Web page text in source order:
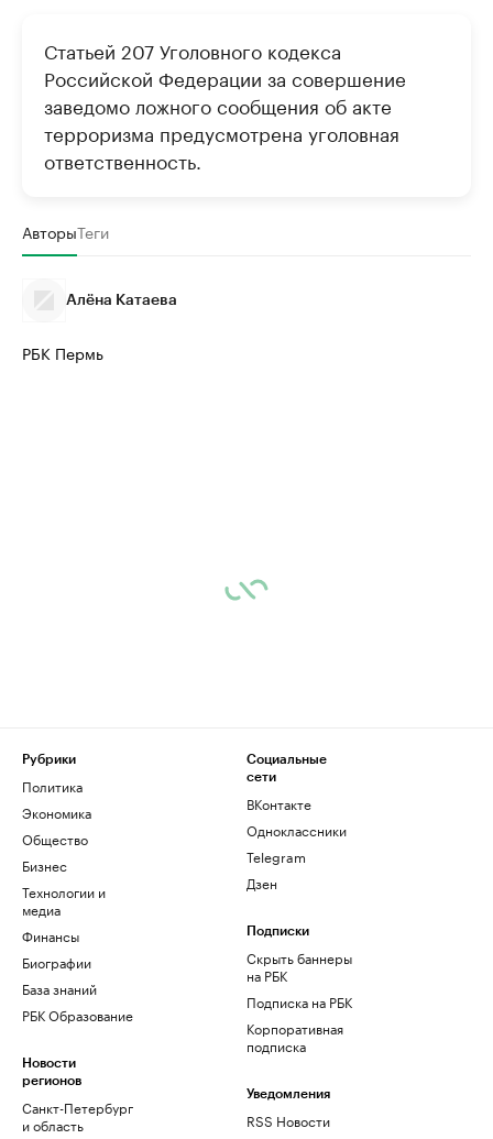
Статьей 207 Уголовного кодекса
Российской Федерации за совершение
заведомо ложного сообщения об акте
терроризма предусмотрена уголовная
ответственность.
АвторыТеги
Алёна Катаева
РБК Пермь
Рубрики
Политика
Экономика
Общество
Бизнес
Технологии и
медиа
Финансы
Биографии
База знаний
РБК Образование
Новости
регионов
Санкт-Петербург
и область
Социальные
сети
ВКонтакте
Одноклассники
Telegram
Дзен
Подписки
Скрыть баннеры
на РБК
Подписка на РБК
Корпоративная
подписка
Уведомления
RSS Новости